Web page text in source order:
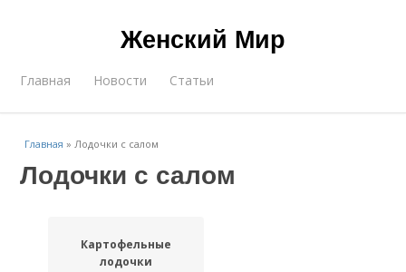
Женский Мир
Главная Новости Статьи
Главная »Лодочки с салом
Лодочки с салом
Картофельные
лодочки